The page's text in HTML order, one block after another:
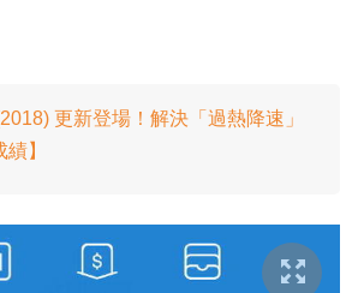
更新登場！解決「過熱降速」
】